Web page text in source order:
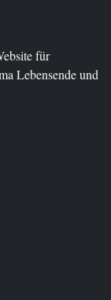
für
Lebensende und